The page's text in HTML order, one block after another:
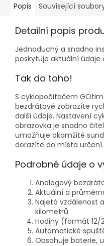
Popis Související
Detailní popis
Jednoduchý a snadno
poskytuje aktuální údaje
Tak do toho!
S cyklopočítačem
bezdrátově zobrazíte
další údaje. Nastavení
obrazovka je snadno
umožňuje okamžité
dorazíte do místa určení.
Podrobné údaje o
Analogový
Aktuální a
Najetá vzdálenost
kilometrů
Hodiny (formát
Automatické
Obsahuje baterie,